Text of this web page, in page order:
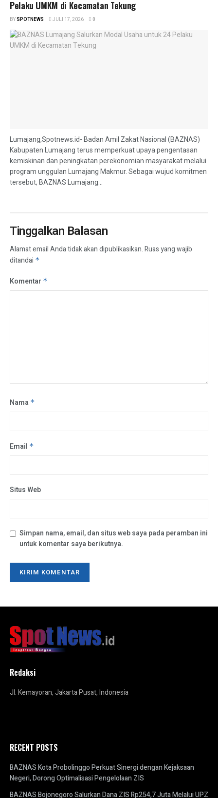
Pelaku UMKM di Kecamatan Tekung
BYSPOTNEWS JULI 17, 2026 0
Lumajang,Spotnews.id- Badan Amil Zakat Nasional (BAZNAS)
Kabupaten Lumajang terus memperkuat upaya pengentasan
kemiskinan dan peningkatan perekonomian masyarakat melalui
program unggulan Lumajang Makmur. Sebagai wujud komitmen
tersebut, BAZNAS Lumajang...
Tinggalkan Balasan
Alamat email Anda tidak akan dipublikasikan.Ruas yang wajib
ditandai *
Komentar *
Nama *
Email *
Situs Web
Simpan nama, email, dan situs web saya pada peramban ini
untuk komentar saya berikutnya.
Redaksi
Jl. Kemayoran, Jakarta Pusat, Indonesia
RECENT POSTS
BAZNAS Kota Probolinggo Perkuat Sinergi dengan Kejaksaan
Negeri, Dorong Optimalisasi Pengelolaan ZIS
BAZNAS Bojonegoro Salurkan Dana ZIS Rp254,7 Juta Melalui UPZ